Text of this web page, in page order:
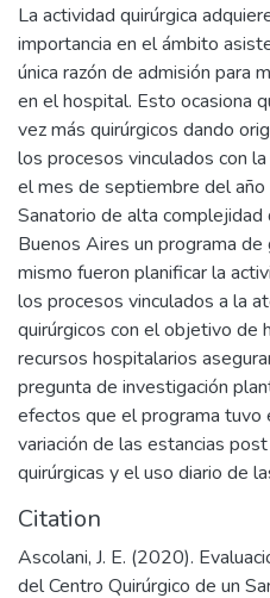
La actividad quirúrgica
importancia en el ámbito
única razón de admisión para
en el hospital. Esto ocasiona
vez más quirúrgicos dando
los procesos vinculados con
el mes de septiembre del
Sanatorio de alta
Buenos Aires un programa
mismo fueron planificar la
los procesos vinculados a la
quirúrgicos con el objetivo de
recursos hospitalarios
pregunta de investigación
efectos que el programa tuvo
variación de las estancias
quirúrgicas y el uso diario de
Citation
Ascolani, J. E. (2020).
del Centro Quirúrgico de un